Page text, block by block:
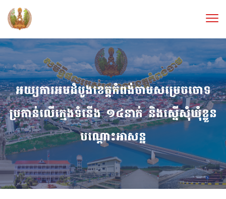
អយ្យការអមដំបូងខេត្តកំពង់ចាមសម្រេចចោទ
ប្រកាន់លើក្មេងទំនើង ១៤នាក់ និងស្នើសុំឃុំខ្លួន
បណ្ដោះអាសន្ន